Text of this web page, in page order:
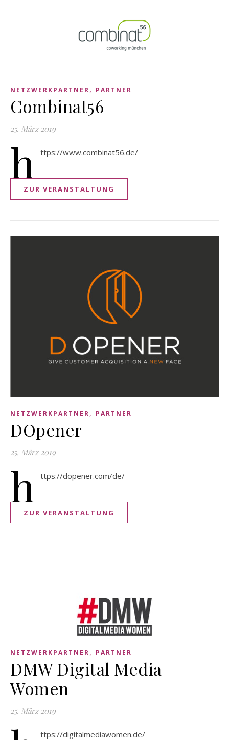
NETZWERKPARTNER, PARTNER
Combinat56
25. März 2019
h ttps://www.combinat56.de/
ZUR VERANSTALTUNG
NETZWERKPARTNER, PARTNER
DOpener
25. März 2019
h ttps://dopener.com/de/
ZUR VERANSTALTUNG
NETZWERKPARTNER, PARTNER
DMW Digital Media
Women
25. März 2019
ttps://digitalmediawomen.de/